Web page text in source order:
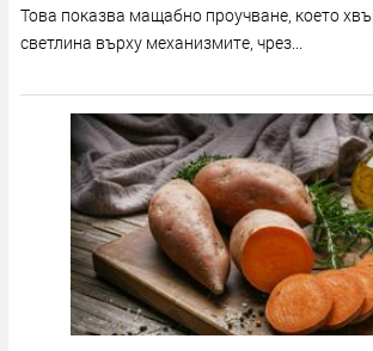
Това показва мащабно проучване, което
светлина върху механизмите, чрез...